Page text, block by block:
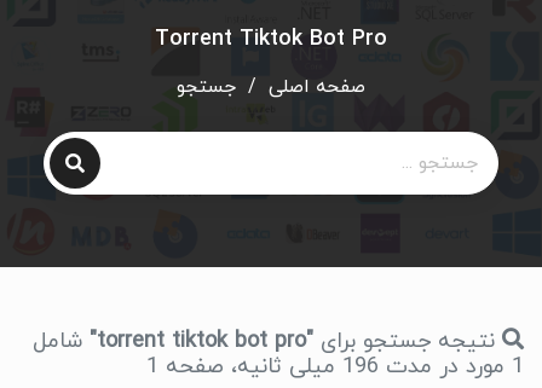
Torrent Tiktok Bot Pro
صفحه اصلی / جستجو
نتیجه جستجو برای "torrent tiktok bot pro"
شامل
1 مورد در مدت 196 میلی ثانیه، صفحه 1